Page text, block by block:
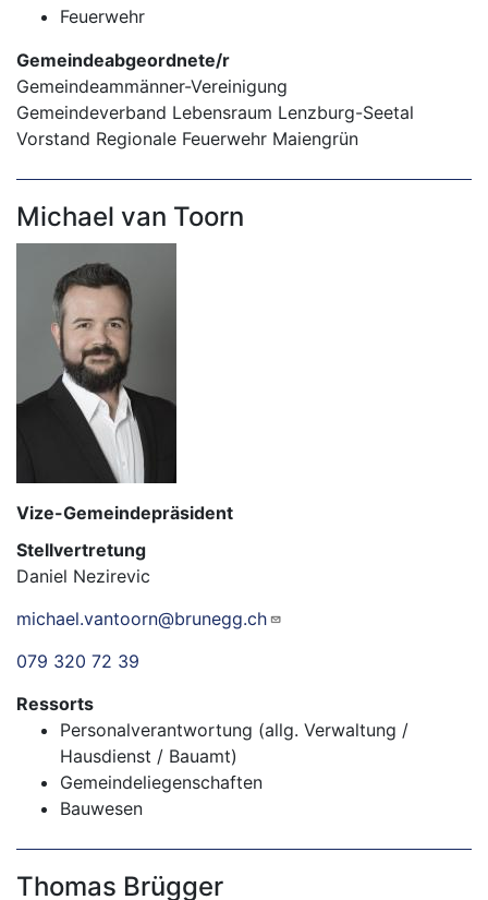
Feuerwehr
Gemeindeabgeordnete/r
Gemeindeammänner-Vereinigung
Gemeindeverband Lebensraum Lenzburg-Seetal
Vorstand Regionale Feuerwehr Maiengrün
Michael van Toorn
Vize-Gemeindepräsident
Stellvertretung
Daniel Nezirevic
michael.vantoorn@brunegg.ch
079 320 72 39
Ressorts
Personalverantwortung (allg. Verwaltung /
Hausdienst / Bauamt)
Gemeindeliegenschaften
Bauwesen
Thomas Brügger